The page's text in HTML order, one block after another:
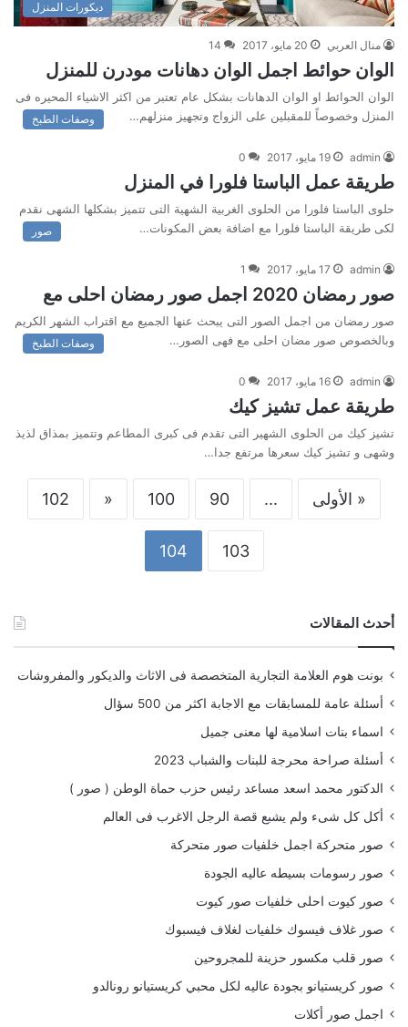
ديكورات المنزل
منال العربي 20 مايو، 2017 14
الوان حوائط اجمل الوان دهانات مودرن للمنزل
الوان الحوائط او الوان الدهانات بشكل عام تعتبر من اكثر الاشياء المحيره فى
المنزل وخصوصاً للمقبلين على الزواج وتجهيز منزلهم…
وصفات الطبخ
admin 19 مايو، 2017 0
طريقة عمل الباستا فلورا في المنزل
حلوى الباستا فلورا من الحلوى الغربية الشهية التى تتميز بشكلها الشهى نقدم
لكى طريقة الباستا فلورا مع اضافة بعض المكونات…
صور
admin 17 مايو، 2017 1
صور رمضان 2020 اجمل صور رمضان احلى مع
صور رمضان من اجمل الصور التى يبحث عنها الجميع مع اقتراب الشهر الكريم
وبالخصوص صور مضان احلى مع فهى الصور…
وصفات الطبخ
admin 16 مايو، 2017 0
طريقة عمل تشيز كيك
تشيز كيك من الحلوى الشهير التى تقدم فى كبرى المطاعم وتتميز بمذاق لذيذ
وشهى و تشيز كيك سعرها مرتفع جدا…
« الأولى ...
90
100
«
102
103
104
أحدث المقالات
بونت هوم العلامة التجارية المتخصصة فى الاثاث والديكور والمفروشات
أسئلة عامة للمسابقات مع الاجابة اكثر من 500 سؤال
اسماء بنات اسلامية لها معنى جميل
أسئلة صراحة محرجة للبنات والشباب 2023
الدكتور محمد اسعد مساعد رئيس حزب حماة الوطن ( صور )
أكل كل شىء ولم يشبع قصة الرجل الاغرب فى العالم
صور متحركة اجمل خلفيات صور متحركة
صور رسومات بسيطه عاليه الجودة
صور كيوت احلى خلفيات صور كيوت
صور غلاف فيسوك خلفيات لغلاف فيسبوك
صور قلب مكسور حزينة للمجروحين
صور كريستيانو بجودة عاليه لكل محبي كريستيانو رونالدو
اجمل صور أكلات